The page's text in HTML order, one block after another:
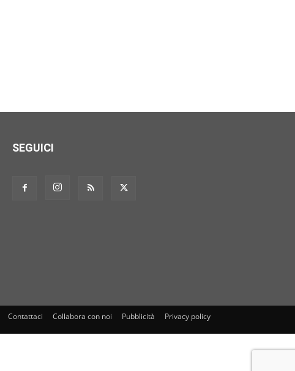
SEGUICI
Contattaci Collabora con noi Pubblicità Privacy policy